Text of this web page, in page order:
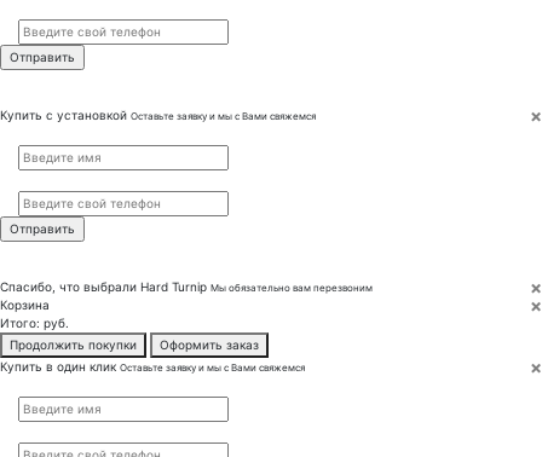
×
Купить с установкой Оставьте заявку и мы с Вами свяжемся
×
Спасибо, что выбрали Hard Turnip Мы обязательно вам перезвоним
×
Корзина
Итого: руб.
Продолжить покупки
Оформить заказ
×
Купить в один клик Оставьте заявку и мы с Вами свяжемся